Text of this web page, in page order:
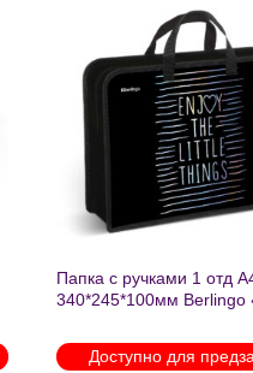
Папка с ручками 1 отд
340*245*100мм Berlingo
молнии 1215
Доступно для